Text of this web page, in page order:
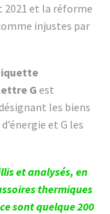
2021 et la réforme
injustes par
G est
les biens
et G les
et analysés, en
thermiques
sont quelque 200